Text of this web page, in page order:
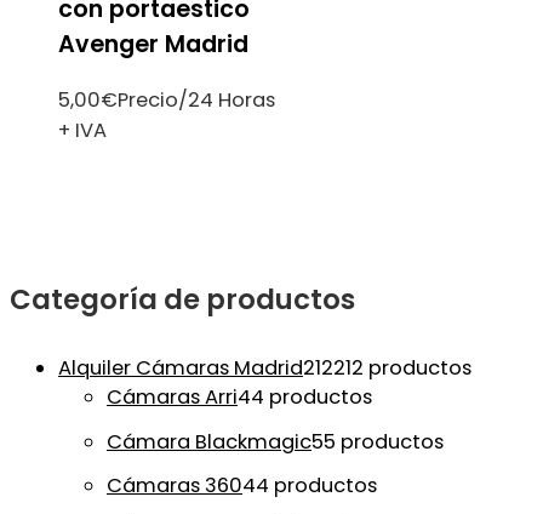
Categoría de productos
Alquiler Cámaras Madrid212212 productos
Cámaras Arri44 productos
Cámara Blackmagic55 productos
Cámaras 36044 productos
con portaestico
Avenger Madrid
5,00€Precio/24 Horas
+ IVA